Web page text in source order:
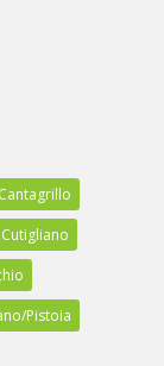
Pistoia